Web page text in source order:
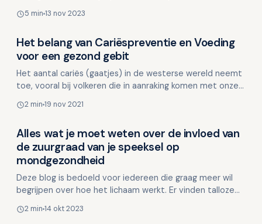
rel…
5 min 13 nov 2023
Voeding en mondgezondheid
Het belang van Cariëspreventie en Voeding
voor een gezond gebit
Het aantal cariës (gaatjes) in de westerse wereld neemt
toe, vooral bij volkeren die in aanraking komen met onze
2 min 19 nov 2021
Voeding en mondgezondheid
Alles wat je moet weten over de invloed van
de zuurgraad van je speeksel op
mondgezondheid
Deze blog is bedoeld voor iedereen die graag meer wil
begrijpen over hoe het lichaam werkt. Er vinden talloze
2 min 14 okt 2023